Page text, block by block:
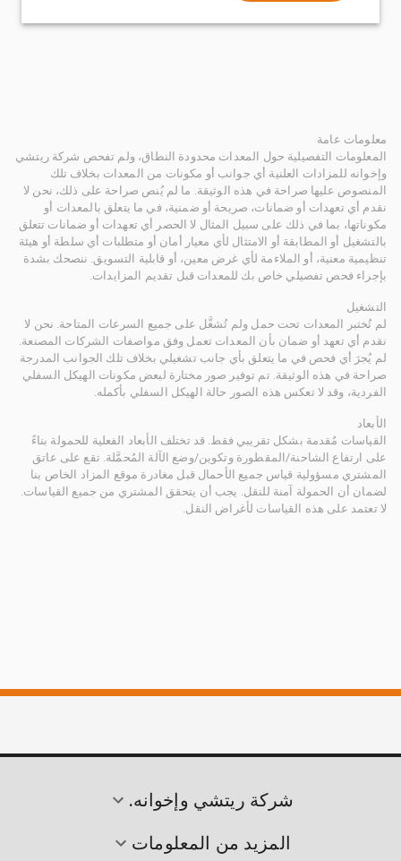
معلومات عامة
المعلومات التفصيلية حول المعدات محدودة النطاق، ولم تفحص شركة ريتشي
وإخوانه للمزادات العلنية أي جوانب أو مكونات من المعدات بخلاف تلك
المنصوص عليها صراحة في هذه الوثيقة. ما لم يُنص صراحة على ذلك، نحن لا
نقدم أي تعهدات أو ضمانات، صريحة أو ضمنية، في ما يتعلق بالمعدات أو
مكوناتها، بما في ذلك على سبيل المثال لا الحصر أي تعهدات أو ضمانات تتعلق
بالتشغيل أو المطابقة أو الامتثال لأي معيار أمان أو متطلبات أي سلطة أو هيئة
تنظيمية معنية، أو الملاءمة لأي غرض معين، أو قابلية التسويق. ننصحك بشدة
بإجراء فحص تفصيلي خاص بك للمعدات قبل تقديم المزايدات.
التشغيل
لم تُختبر المعدات تحت حمل ولم تُشغَّل على جميع السرعات المتاحة. نحن لا
نقدم أي تعهد أو ضمان بأن المعدات تعمل وفق مواصفات الشركات المصنعة.
لم يُجرَ أي فحص في ما يتعلق بأي جانب تشغيلي بخلاف تلك الجوانب المدرجة
صراحة في هذه الوثيقة. تم توفير صور مختارة لبعض مكونات الهيكل السفلي
الفردية، وقد لا تعكس هذه الصور حالة الهيكل السفلي بأكمله.
الأبعاد
القياسات مُقدمة بشكل تقريبي فقط. قد تختلف الأبعاد الفعلية للحمولة بناءً
على ارتفاع الشاحنة/المقطورة وتكوين/وضع الآلة المُحمَّلة. تقع على عاتق
المشتري مسؤولية قياس جميع الأحمال قبل مغادرة موقع المزاد الخاص بنا
لضمان أن الحمولة آمنة للنقل. يجب أن يتحقق المشتري من جميع القياسات.
لا تعتمد على هذه القياسات لأغراض النقل.
شركة ريتشي وإخوانه.
المزيد من المعلومات